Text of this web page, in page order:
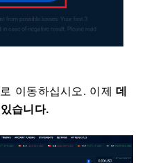
이동하십시오. 이제데
습니다.